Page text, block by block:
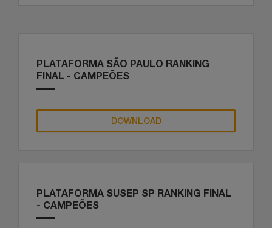
PLATAFORMA SÃO PAULO RANKING
FINAL - CAMPEÕES
DOWNLOAD
PLATAFORMA SUSEP SP RANKING FINAL
- CAMPEÕES